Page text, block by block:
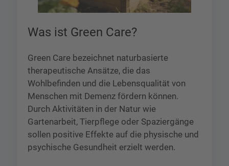
Was ist Green Care?
Green Care bezeichnet naturbasierte
therapeutische Ansätze, die das
Wohlbefinden und die Lebensqualität von
Menschen mit Demenz fördern können.
Durch Aktivitäten in der Natur wie
Gartenarbeit, Tierpflege oder Spaziergänge
sollen positive Effekte auf die physische und
psychische Gesundheit erzielt werden.